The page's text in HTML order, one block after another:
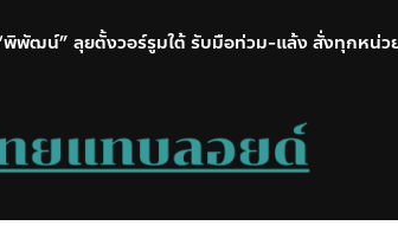
พิพัฒน์” ลุยตั้งวอร์รูมใต้ รับมือท่วม-แล้ง สั่งทุกหน่